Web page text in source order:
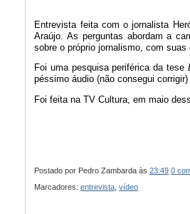
Entrevista feita com o jornalista
Araújo. As perguntas abordam a
sobre o próprio jornalismo, com suas
Foi uma pesquisa periférica da tese
péssimo áudio (não consegui
Foi feita na TV Cultura, em maio
Postado por Pedro Zambarda às23:49 0
Marcadores:entrevista ,vídeo